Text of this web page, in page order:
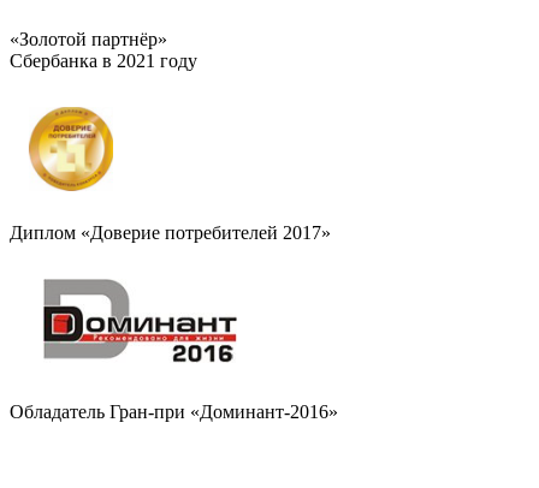
«Золотой партнёр»
Сбербанка в 2021 году
Диплом «Доверие потребителей 2017»
Обладатель Гран-при «Доминант-2016»